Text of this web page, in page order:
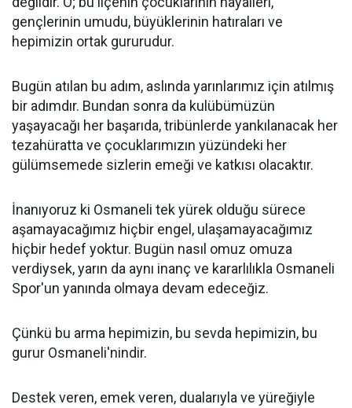
gençlerinin umudu, büyüklerinin hatıraları ve
hepimizin ortak gururudur.
Bugün atılan bu adım, aslında yarınlarımız için atılmış
bir adımdır. Bundan sonra da kulübümüzün
yaşayacağı her başarıda, tribünlerde yankılanacak her
tezahüratta ve çocuklarımızın yüzündeki her
gülümsemede sizlerin emeği ve katkısı olacaktır.
İnanıyoruz ki Osmaneli tek yürek olduğu sürece
aşamayacağımız hiçbir engel, ulaşamayacağımız
hiçbir hedef yoktur. Bugün nasıl omuz omuza
verdiysek, yarın da aynı inanç ve kararlılıkla Osmaneli
Spor'un yanında olmaya devam edeceğiz.
Çünkü bu arma hepimizin, bu sevda hepimizin, bu
gurur Osmaneli'nindir.
Destek veren, emek veren, dualarıyla ve yüreğiyle